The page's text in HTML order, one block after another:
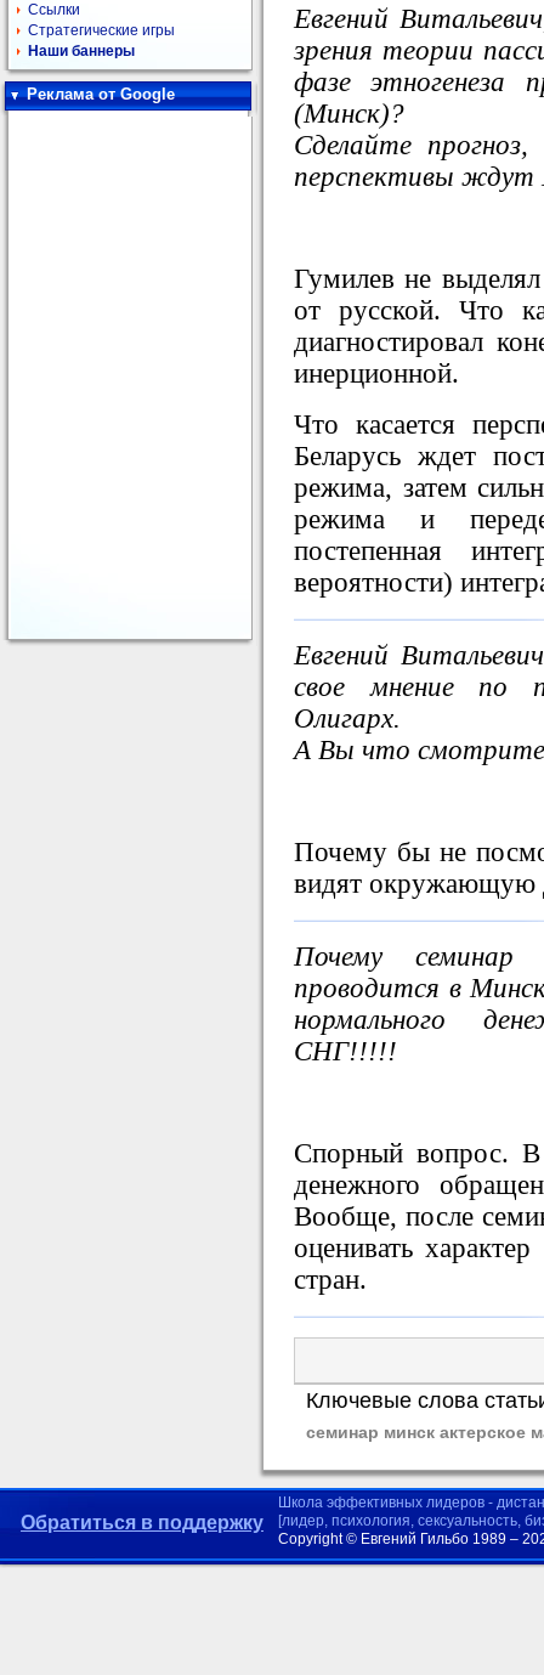
Ссылки
Стратегические игры
Наши баннеры
Реклама от Google
Евгений
зрения теории
фазе этногенеза
(Минск)?
Сделайте
перспективы ждут
Гумилев не
от русской. Что
диагностировал
инерционной.
Что касается
Беларусь ждет
режима, затем
режима и
постепенная
вероятности)
Евгений
свое мнение по
Олигарх.
А Вы что смотрите
Почему бы не
видят окружающую
Почему
проводится в
нормального
СНГ!!!!!
Спорный вопрос. В
денежного
Вообще, после
оценивать
стран.
Ключевые слова
семинар минск актерское
Обратиться в поддержку
Школа эффективных лидеров -
[лидер, психология, сексуальность,
Copyright © Евгений Гильбо 1989 –